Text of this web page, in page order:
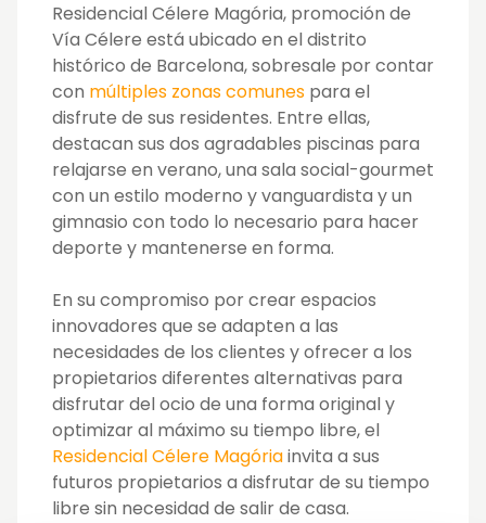
Residencial Célere Magória, promoción de
Vía Célere está ubicado en el distrito
histórico de Barcelona, sobresale por contar
con múltiples zonas comunes para el
disfrute de sus residentes. Entre ellas,
destacan sus dos agradables piscinas para
relajarse en verano, una sala social-gourmet
con un estilo moderno y vanguardista y un
gimnasio con todo lo necesario para hacer
deporte y mantenerse en forma.
En su compromiso por crear espacios
innovadores que se adapten a las
necesidades de los clientes y ofrecer a los
propietarios diferentes alternativas para
disfrutar del ocio de una forma original y
optimizar al máximo su tiempo libre, el
Residencial Célere Magóriainvita a sus
futuros propietarios a disfrutar de su tiempo
libre sin necesidad de salir de casa.